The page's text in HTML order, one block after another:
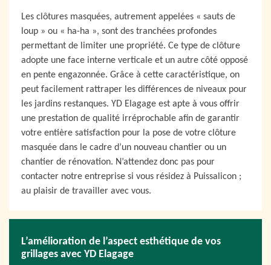
Les clôtures masquées, autrement appelées « sauts de
loup » ou « ha-ha », sont des tranchées profondes
permettant de limiter une propriété. Ce type de clôture
adopte une face interne verticale et un autre côté opposé
en pente engazonnée. Grâce à cette caractéristique, on
peut facilement rattraper les différences de niveaux pour
les jardins restanques. YD Elagage est apte à vous offrir
une prestation de qualité irréprochable afin de garantir
votre entière satisfaction pour la pose de votre clôture
masquée dans le cadre d’un nouveau chantier ou un
chantier de rénovation. N’attendez donc pas pour
contacter notre entreprise si vous résidez à Puissalicon ;
au plaisir de travailler avec vous.
L’amélioration de l’aspect esthétique de vos
grillages avec YD Elagage